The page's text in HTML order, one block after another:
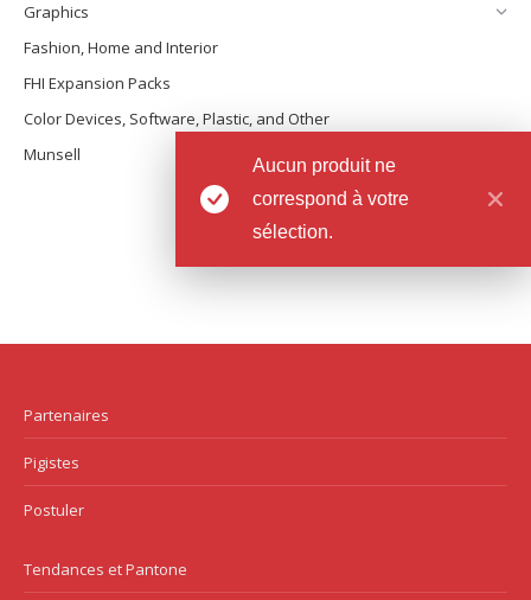
Aucun produit ne
correspond à votre
sélection.
Graphics
Fashion, Home and Interior
FHI Expansion Packs
Color Devices, Software, Plastic, and Other
Munsell
Partenaires
Pigistes
Postuler
Tendances et Pantone